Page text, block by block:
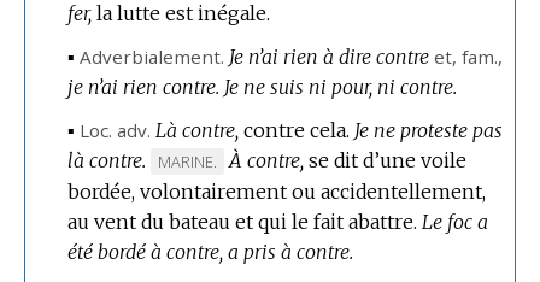
fer, la lutte est inégale.
▪ Adverbialement. Je n’ai rien à dire contre et, fam.,
je n’ai rien contre. Je ne suis ni pour, ni contre.
▪ Loc. adv. Là contre, contre cela. Je ne proteste pas
là contre.
MARQUE
DE
DOMAINE
:
MARINE. À contre, se dit d’une voile
bordée, volontairement ou accidentellement,
au vent du bateau et qui le fait abattre. Le foc a
été bordé à contre, a pris à contre.